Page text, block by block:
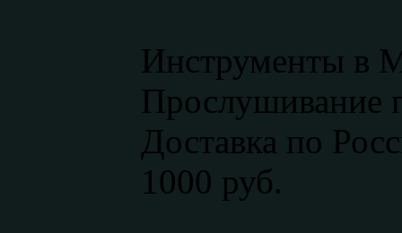
Инструменты в
Прослушивание
Доставка по
1000 руб.